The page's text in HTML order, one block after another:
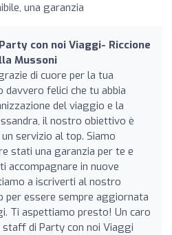
una garanzia
con noi Viaggi- Riccione
Mussoni
di cuore per la tua
davvero felici che tu abbia
del viaggio e la
il nostro obiettivo è
servizio al top. Siamo
stati una garanzia per te e
accompagnare in nuove
a iscriverti al nostro
per essere sempre aggiornata
Ti aspettiamo presto! Un caro
di Party con noi Viaggi